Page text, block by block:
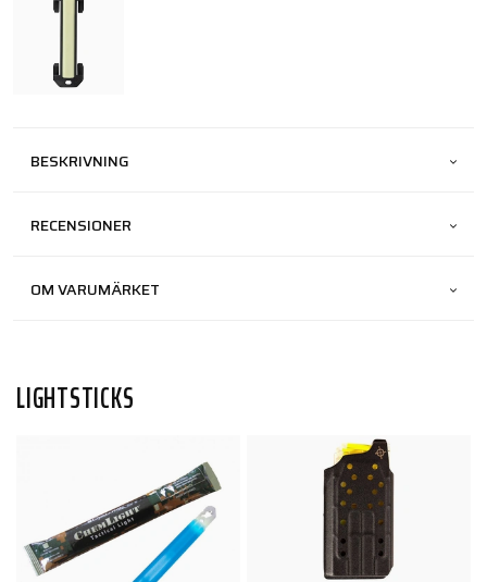
BESKRIVNING
RECENSIONER
OM VARUMÄRKET
LIGHTSTICKS